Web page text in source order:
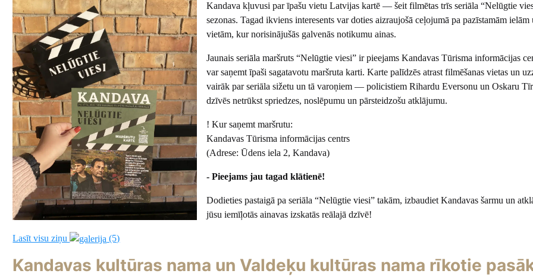
Kandava kļuvusi par īpašu vietu Latvijas kartē — šeit filmētas trīs seriāla “Nelūgtie
sezonas. Tagad ikviens interesents var doties aizraujošā ceļojumā pa pazīstamām ielām
vietām, kur norisinājušās galvenās notikumu ainas.
Jaunais seriāla maršruts “Nelūgtie viesi” ir pieejams Kandavas Tūrisma informācijas
var saņemt īpaši sagatavotu maršruta karti. Karte palīdzēs atrast filmēšanas vietas un
vairāk par seriāla sižetu un tā varoņiem — policistiem Rihardu Eversonu un Oskaru
dzīvēs netrūkst spriedzes, noslēpumu un pārsteidzošu atklājumu.
! Kur saņemt maršrutu:
Kandavas Tūrisma informācijas centrs
(Adrese: Ūdens iela 2, Kandava)
- Pieejams jau tagad klātienē!
Dodieties pastaigā pa seriāla “Nelūgtie viesi” takām, izbaudiet Kandavas šarmu un
jūsu iemīļotās ainavas izskatās reālajā dzīvē!
Lasīt visu ziņu (5)
Kandavas kultūras nama un Valdeķu kultūras nama rīkotie